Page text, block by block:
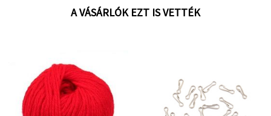
A VÁSÁRLÓK EZT IS VETTÉK